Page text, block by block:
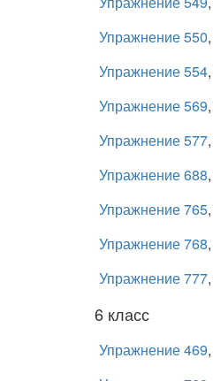
Упражнение 550,
Упражнение 554,
Упражнение 569,
Упражнение 577,
Упражнение 688,
Упражнение 765,
Упражнение 768,
Упражнение 777,
6 класс
Упражнение 469,